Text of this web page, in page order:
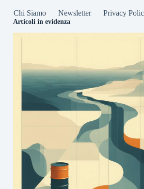
Chi Siamo Newsletter Privacy
Articoli in evidenza